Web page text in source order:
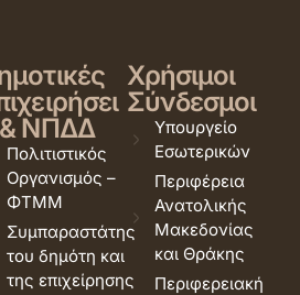
ΝΠΔΔ
Πολιτιστικός
Οργανισμός –
ΦΤΜΜ
Συμπαραστάτης
του δημότη και
της επιχείρησης
Χρήσιμοι
Σύνδεσμοι
Υπουργείο
Εσωτερικών
Περιφέρεια
Ανατολικής
Μακεδονίας
και Θράκης
Περιφερειακή